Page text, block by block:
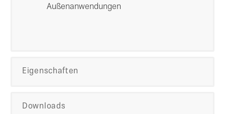
Außenanwendungen
Eigenschaften
Downloads